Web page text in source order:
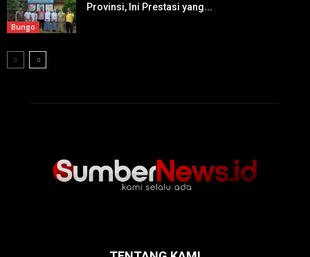
Bungo
Provinsi, Ini Prestasi yang...